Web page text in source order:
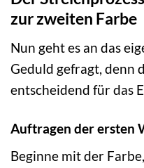
zur zweiten Farbe
Nun geht es an das
Geduld gefragt, denn
entscheidend für das
Auftragen der ersten
Beginne mit der